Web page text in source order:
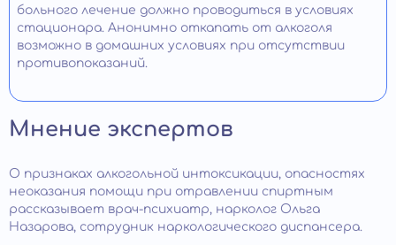
больного лечение должно проводиться в условиях
стационара. Анонимно откапать от алкоголя
возможно в домашних условиях при отсутствии
противопоказаний.
Мнение экспертов
О признаках алкогольной интоксикации, опасностях
неоказания помощи при отравлении спиртным
рассказывает врач-психиатр, нарколог Ольга
Назарова, сотрудник наркологического диспансера.